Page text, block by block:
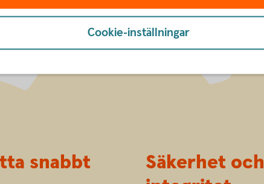
Cookie-inställningar
snabbt
Säkerhet och